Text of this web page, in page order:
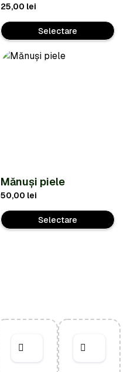
25,00 lei
Selectare
Mănuși piele
50,00 lei
Selectare